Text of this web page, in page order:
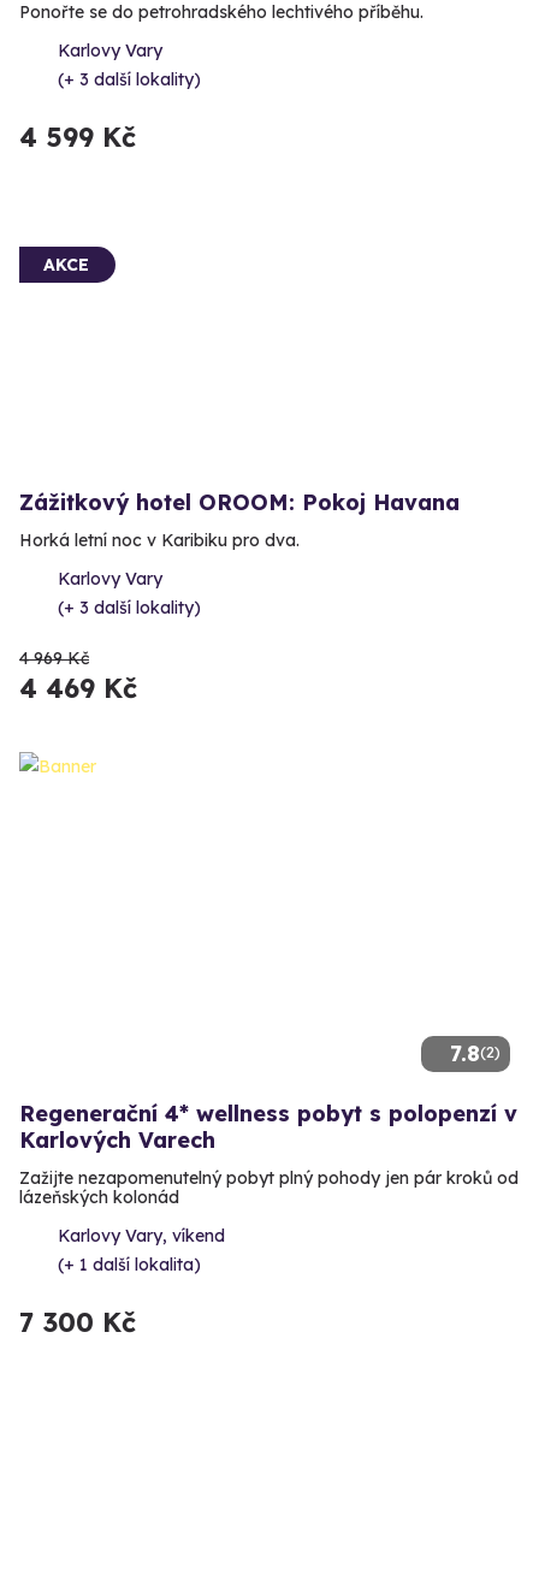
Ponořte se do petrohradského lechtivého příběhu.
Karlovy Vary
(+ 3 další lokality)
4 599 Kč
AKCE
Zážitkový hotel OROOM: Pokoj Havana
Horká letní noc v Karibiku pro dva.
Karlovy Vary
(+ 3 další lokality)
4 969 Kč
4 469 Kč
7.8(2)
Regenerační 4* wellness pobyt s polopenzí v
Karlových Varech
Zažijte nezapomenutelný pobyt plný pohody jen pár kroků od
lázeňských kolonád
Karlovy Vary, víkend
(+ 1 další lokalita)
7 300 Kč